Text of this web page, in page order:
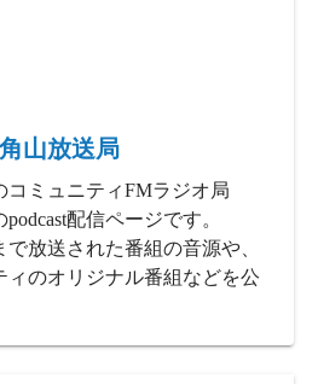
山放送局
コミュニティFMラジオ局
配信ページです。
で放送された番組の音源や、
ィのオリジナル番組などを公